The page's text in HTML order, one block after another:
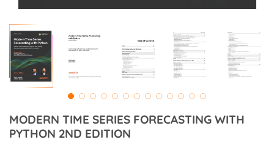
MODERN TIME SERIES FORECASTING WITH
PYTHON 2ND EDITION